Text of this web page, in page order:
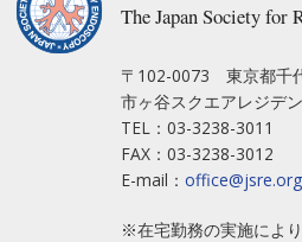
The Japan Society for
〒102-0073 東京都千
市ヶ谷スクエアレジデ
TEL：03-3238-3011
FAX：03-3238-3012
E-mail：office@jsre.org
※在宅勤務の実施によ